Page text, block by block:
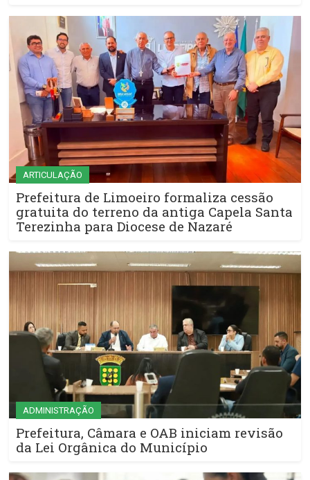
ARTICULAÇÃO
Prefeitura de Limoeiro formaliza cessão
gratuita do terreno da antiga Capela Santa
Terezinha para Diocese de Nazaré
ADMINISTRAÇÃO
Prefeitura, Câmara e OAB iniciam revisão
da Lei Orgânica do Município